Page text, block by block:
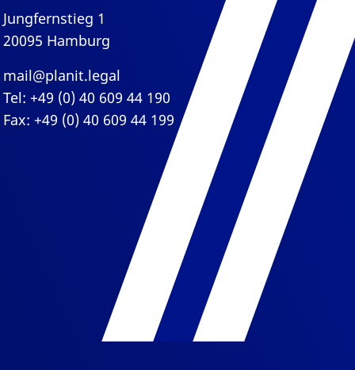
Jungfernstieg 1
20095 Hamburg
mail@planit.legal
Tel: +49 (0) 40 609 44 190
Fax: +49 (0) 40 609 44 199